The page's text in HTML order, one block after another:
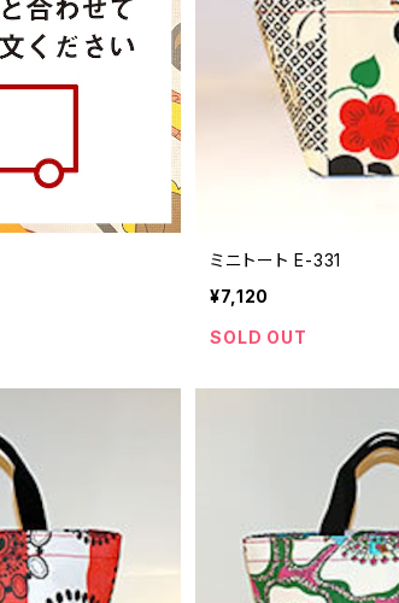
ミニトート E-331
¥7,120
SOLD OUT